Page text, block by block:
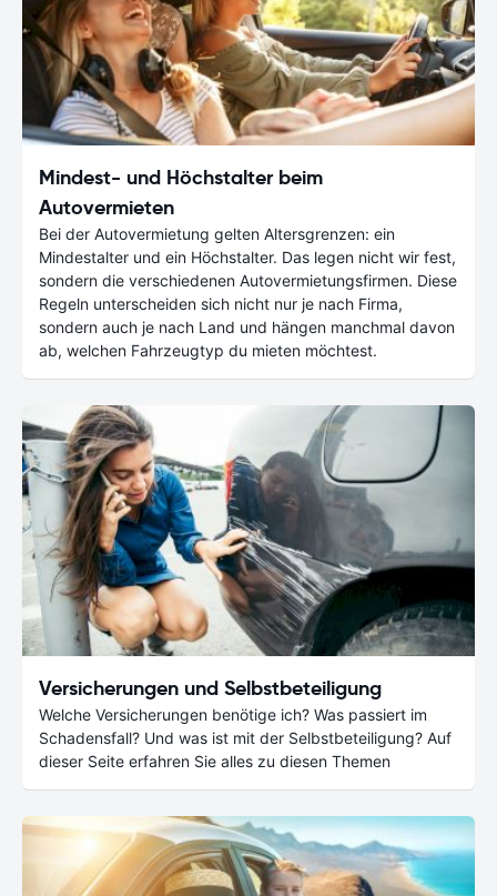
Mindest- und Höchstalter beim
Autovermieten
Bei der Autovermietung gelten Altersgrenzen: ein
Mindestalter und ein Höchstalter. Das legen nicht wir fest,
sondern die verschiedenen Autovermietungsfirmen. Diese
Regeln unterscheiden sich nicht nur je nach Firma,
sondern auch je nach Land und hängen manchmal davon
ab, welchen Fahrzeugtyp du mieten möchtest.
Versicherungen und Selbstbeteiligung
Welche Versicherungen benötige ich? Was passiert im
Schadensfall? Und was ist mit der Selbstbeteiligung? Auf
dieser Seite erfahren Sie alles zu diesen Themen